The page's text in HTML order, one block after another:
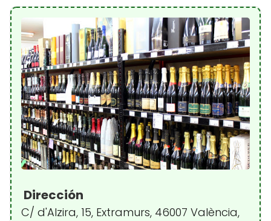
Dirección
C/ d'Alzira, 15, Extramurs, 46007 València,